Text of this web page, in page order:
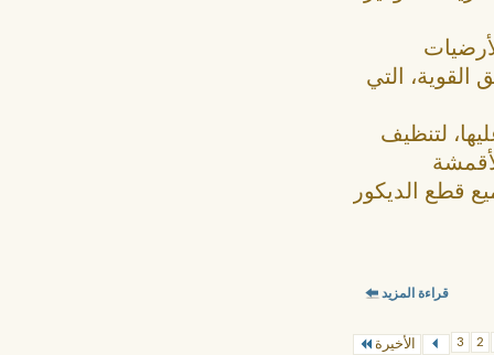
التي
لتنظيف
قطع الديكور
قراءة المزيد
2
3 الأخيرة